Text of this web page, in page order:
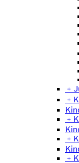
﹢
﹢
﹢
﹢
﹢